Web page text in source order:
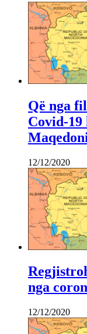
Që nga
Covid-19
12/12/2020
nga
12/12/2020